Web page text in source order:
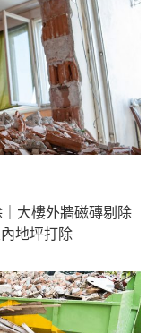
大樓外牆磁磚剔除
地坪打除